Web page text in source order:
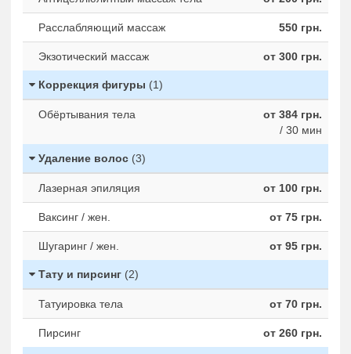
Расслабляющий массаж 550 грн.
Экзотический массаж от 300 грн.
Коррекция фигуры (1)
Обёртывания тела
от 384 грн.
/ 30 мин
Удаление волос (3)
Лазерная эпиляция от 100 грн.
Ваксинг / жен. от 75 грн.
Шугаринг / жен. от 95 грн.
Тату и пирсинг (2)
Татуировка тела от 70 грн.
Пирсинг от 260 грн.